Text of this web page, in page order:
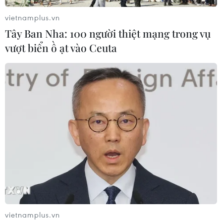
'Làn sóng' nhân viên y tế nghỉ việc hàng
loạt: Cần chính sách lâu dài
Các chuyên gia cho rằng, ngành y tế cần cải thiện ngay
môi trường làm việc, thu nhập cho nhân viên y tế, về lâu
dài rất cần nhiều chính sách mang tầm chiến lược.
vietnamplus.vn
Tây Ban Nha: 100 người thiệt mạng trong vụ
vượt biển ồ ạt vào Ceuta
vietnamplus.vn